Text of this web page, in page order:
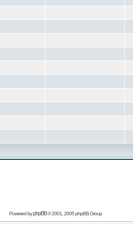
Powered byphpBB© 2001, 2005 phpBB Group